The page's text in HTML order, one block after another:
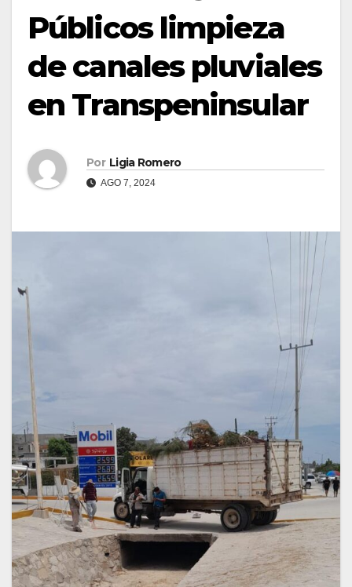
Públicos limpieza
de canales pluviales
en Transpeninsular
Por Ligia Romero
AGO 7, 2024